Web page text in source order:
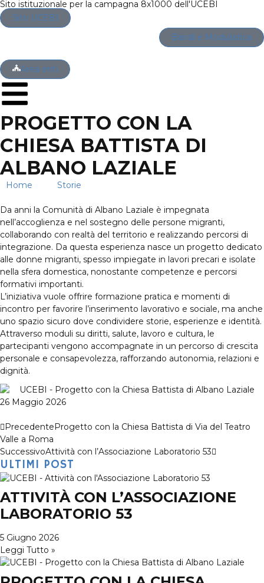
Sito istituzionale per la campagna 8x1000 dell'UCEBI
Sito UCEBI
Bandi e Modulistica
Area enti
PROGETTO CON LA
CHIESA BATTISTA DI
ALBANO LAZIALE
Home Storie
Da anni la Comunità di Albano Laziale è impegnata
nell’accoglienza e nel sostegno delle persone migranti,
collaborando con realtà del territorio e realizzando percorsi di
integrazione. Da questa esperienza nasce un progetto dedicato
alle donne migranti, spesso impiegate in lavori precari e isolate
nella sfera domestica, nonostante competenze e percorsi
formativi importanti.
L’iniziativa vuole offrire formazione pratica e momenti di
incontro per favorire l’inserimento lavorativo e sociale, ma anche
uno spazio sicuro dove condividere storie, esperienze e identità.
Attraverso moduli su diritti, salute, lavoro e cultura, le
partecipanti vengono accompagnate in un percorso di crescita
personale e consapevolezza, rafforzando autonomia, relazioni e
dignità.
26 Maggio 2026
PrecedenteProgetto con la Chiesa Battista di Via del Teatro
Valle a Roma
SuccessivoAttività con l’Associazione Laboratorio 53
ULTIMI POST
ATTIVITÀ CON L’ASSOCIAZIONE
LABORATORIO 53
5 Giugno 2026
Leggi Tutto »